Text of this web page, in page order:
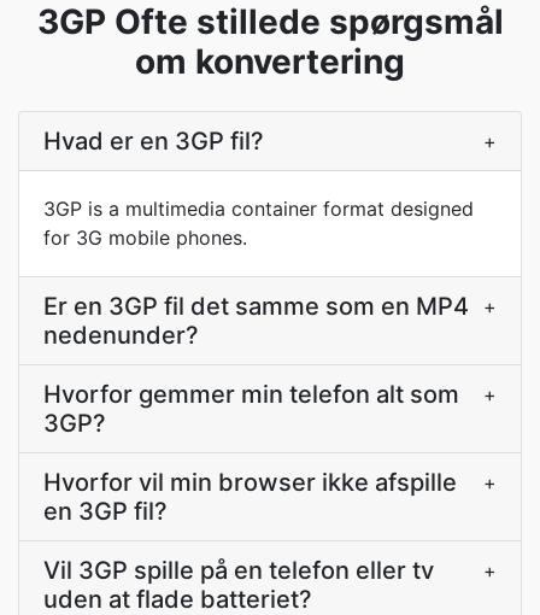
3GP Ofte stillede spørgsmål
om konvertering
Hvad er en 3GP fil? +
3GP is a multimedia container format designed
for 3G mobile phones.
Er en 3GP fil det samme som en MP4
nedenunder?
+
Hvorfor gemmer min telefon alt som
3GP?
+
Hvorfor vil min browser ikke afspille
en 3GP fil?
+
Vil 3GP spille på en telefon eller tv
uden at flade batteriet?
+